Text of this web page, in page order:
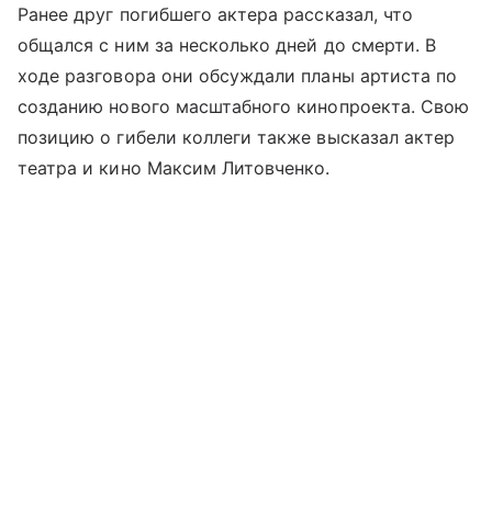
Ранее друг погибшего актера рассказал, что
общался с ним за несколько дней до смерти. В
ходе разговора они обсуждали планы артиста по
созданию нового масштабного кинопроекта. Свою
позицию о гибели коллеги также высказал актер
театра и кино Максим Литовченко.